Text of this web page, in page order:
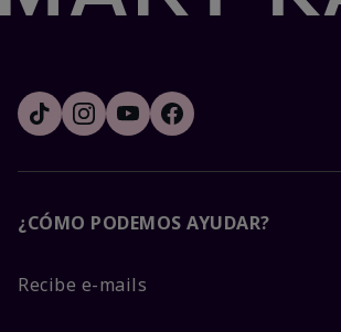
¿CÓMO PODEMOS AYUDAR?
Recibe e-mails